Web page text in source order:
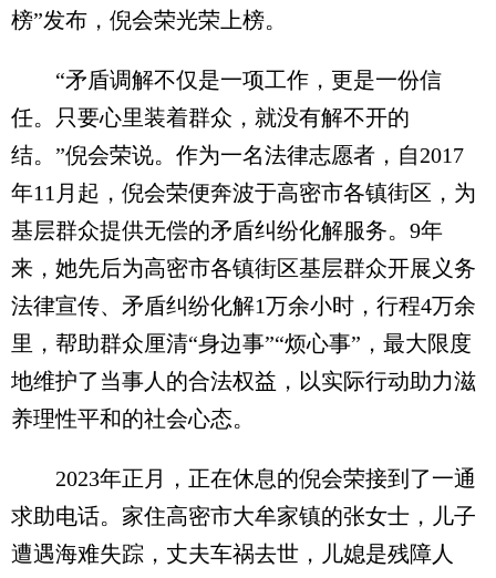
榜”发布，倪会荣光荣上榜。
“矛盾调解不仅是一项工作，更是一份信
任。只要心里装着群众，就没有解不开的
结。”倪会荣说。作为一名法律志愿者，自2017
年11月起，倪会荣便奔波于高密市各镇街区，为
基层群众提供无偿的矛盾纠纷化解服务。9年
来，她先后为高密市各镇街区基层群众开展义务
法律宣传、矛盾纠纷化解1万余小时，行程4万余
里，帮助群众厘清“身边事”“烦心事”，最大限度
地维护了当事人的合法权益，以实际行动助力滋
养理性平和的社会心态。
2023年正月，正在休息的倪会荣接到了一通
求助电话。家住高密市大牟家镇的张女士，儿子
遭遇海难失踪，丈夫车祸去世，儿媳是残障人